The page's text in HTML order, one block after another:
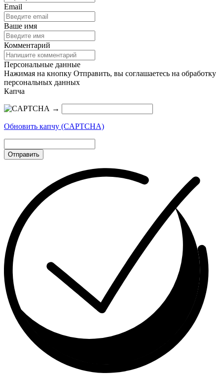
Email
Ваше имя
Комментарий
Персональные данные
Нажимая на кнопку Отправить, вы соглашаетесь на обработку
персональных данных
Капча
→
Обновить капчу (CAPTCHA)
Отправить